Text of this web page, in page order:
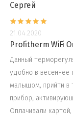
Сергей
21.04.2020
Profitherm WiFi
Данный
удобно в весеннее
малышом, прийти в
прибор,
Оплачивали